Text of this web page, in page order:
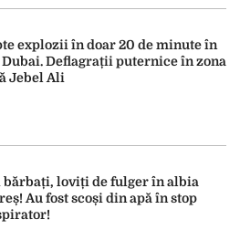
explozii în doar 20 de minute în
Deflagrații puternice în zona
Jebel Ali
bărbați, loviți de fulger în albia
Au fost scoși din apă în stop